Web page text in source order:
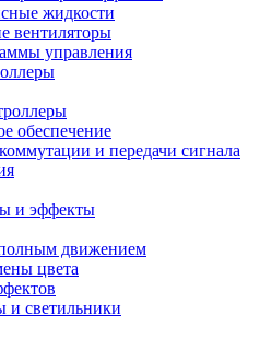
жидкости
вентиляторы
управления
обеспечение
и передачи сигнала
и эффекты
движением
цвета
и светильники